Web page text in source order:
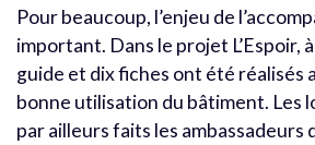
Pour beaucoup, l’enjeu de
important. Dans le projet L’Espoir,
guide et dix fiches ont été réalisés
bonne utilisation du bâtiment. Les
par ailleurs faits les ambassadeurs